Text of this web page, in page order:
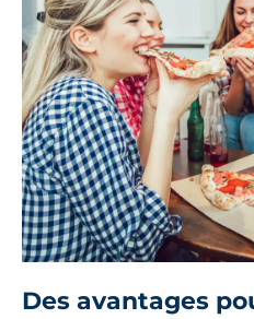
Des avantages